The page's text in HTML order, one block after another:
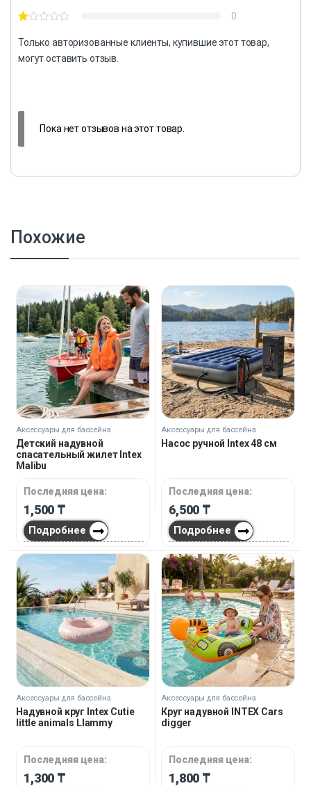
0
Только авторизованные клиенты, купившие этот товар,
могут оставить отзыв.
Пока нет отзывов на этот товар.
Похожие
Аксессуары для бассейна
Детский надувной
спасательный жилет Intex
Malibu
Последняя цена:
1,500 ₸
Подробнее
Аксессуары для бассейна
Насос ручной Intex 48 см
Последняя цена:
6,500 ₸
Подробнее
Аксессуары для бассейна
Надувной круг Intex Cutie
little animals Llammy
Последняя цена:
1,300 ₸
Аксессуары для бассейна
Круг надувной INTEX Cars
digger
Последняя цена:
1,800 ₸